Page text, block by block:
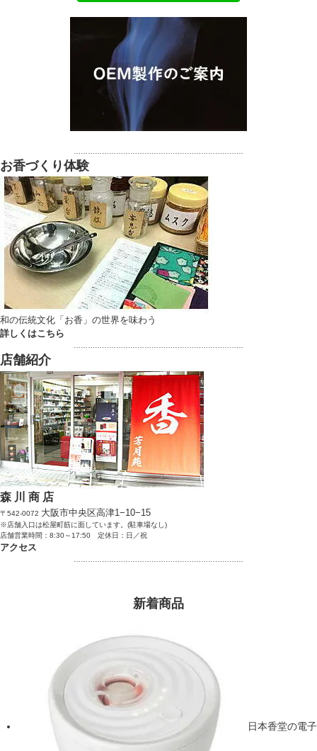
お香づくり体験
和の伝統文化「お香」の世界を味わう
詳しくはこちら
店舗紹介
森 川 商 店
〒542-0072 大阪市中央区高津1−10−15
※店舗入口は松屋町筋に面しています。(駐車場なし)
店舗営業時間：8:30～17:50 定休日：日／祝
アクセス
新着商品
日本香堂の電子